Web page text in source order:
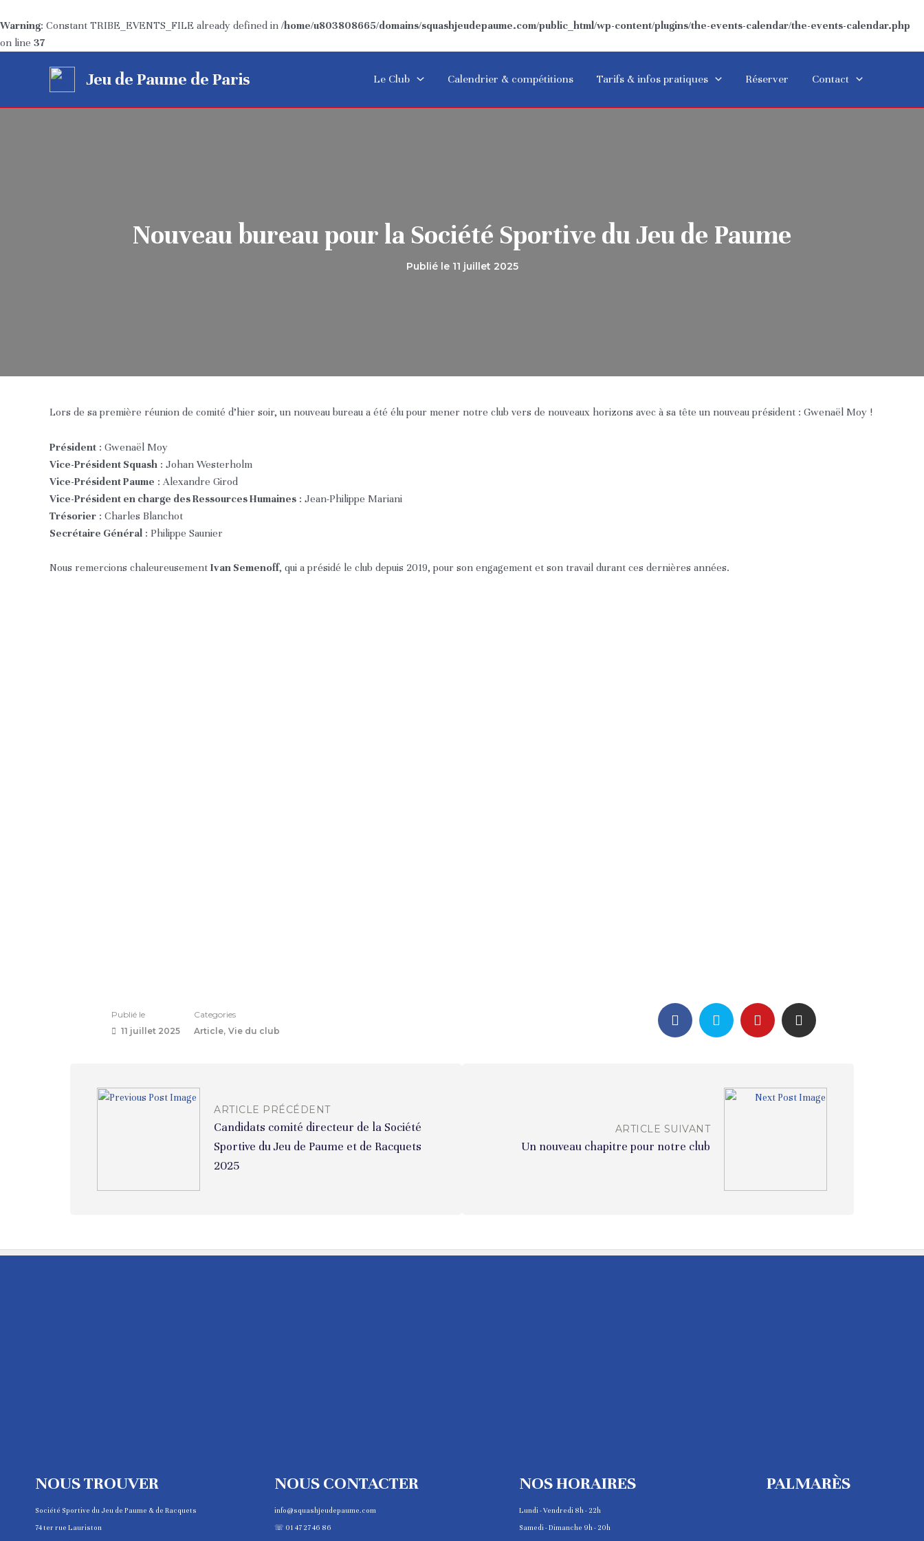
Warning: Constant TRIBE_EVENTS_FILE already defined in /home/u803808665/domains/squashjeudepaume.com/public_html/wp-content/plugins/the-events-calendar/the-events-calendar.php
on line 37
Jeu de Paume de Paris Le Club Calendrier & compétitions Tarifs & infos pratiques Réserver Contact
Nouveau bureau pour la Société Sportive du Jeu de Paume
Publié le 11 juillet 2025
Lors de sa première réunion de comité d’hier soir, un nouveau bureau a été élu pour mener notre club vers de nouveaux horizons avec à sa tête un nouveau président : Gwenaël Moy !
Président : Gwenaël Moy
Vice-Président Squash : Johan Westerholm
Vice-Président Paume : Alexandre Girod
Vice-Président en charge des Ressources Humaines : Jean-Philippe Mariani
Trésorier : Charles Blanchot
Secrétaire Général : Philippe Saunier
Nous remercions chaleureusement Ivan Semenoff, qui a présidé le club depuis 2019, pour son engagement et son travail durant ces dernières années.
Publié le
11 juillet 2025
Categories
Article Vie du club
ARTICLE PRÉCÉDENT
Candidats comité directeur de la Société
Sportive du Jeu de Paume et de Racquets
2025
ARTICLE SUIVANT
Un nouveau chapitre pour notre club
NOUS TROUVER
Société Sportive du Jeu de Paume & de Racquets
74 ter rue Lauriston
NOUS CONTACTER
info@squashjeudepaume.com
☏ 01 47 27 46 86
NOS HORAIRES
Lundi - Vendredi 8h - 22h
Samedi - Dimanche 9h - 20h
PALMARÈS